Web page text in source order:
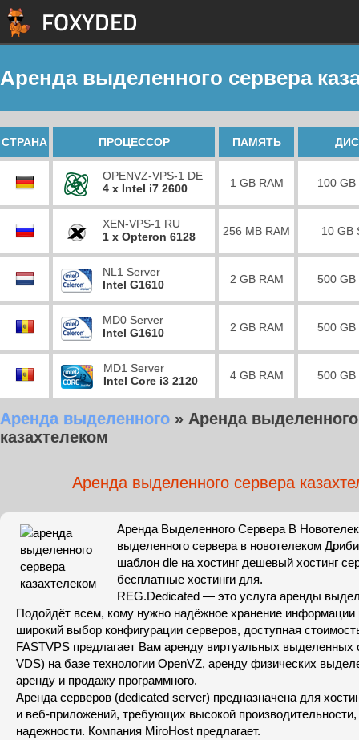
Аренда выделенного сервера
СТРАНА ПРОЦЕССОР ПАМЯТЬ
OPENVZ-VPS-1 DE
4 x Intel i7 2600
1 GB RAM 100 GB
XEN-VPS-1 RU
1 x Opteron 6128
256 MB RAM 10 GB
NL1 Server
Intel G1610
2 GB RAM 500 GB
MD0 Server
Intel G1610
2 GB RAM 500 GB
MD1 Server
Intel Core i3 2120
4 GB RAM 500 GB
Аренда выделенного » Аренда
казахтелеком
Аренда выделенного сервера
Аренда Выделенного Сервера В
выделенного сервера в новотелеком
шаблон dle на хостинг дешевый хостинг
бесплатные хостинги для.
REG.Dedicated — это услуга аренды
Подойдёт всем, кому нужно надёжное хранение информации
широкий выбор конфигурации серверов, доступная
FASTVPS предлагает Вам аренду виртуальных выделенных
VDS) на базе технологии OpenVZ, аренду физических
аренду и продажу программного.
Аренда серверов (dedicated server) предназначена для
и веб-приложений, требующих высокой производительности,
надежности. Компания MiroHost предлагает.